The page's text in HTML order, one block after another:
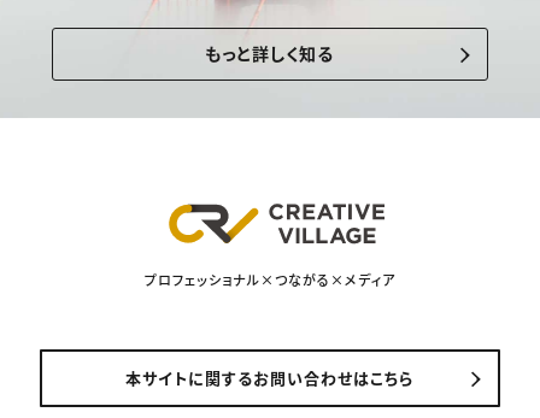
もっと詳しく知る
プロフェッショナル×つながる×メディア
本サイトに関するお問い合わせはこちら